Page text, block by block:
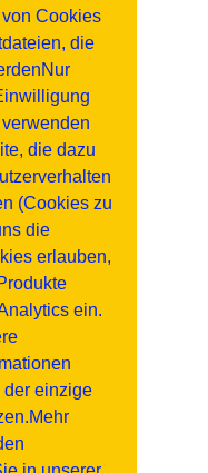
Cookies
die
die dazu
(Cookies zu
die
erlauben,
ein.
der einzige